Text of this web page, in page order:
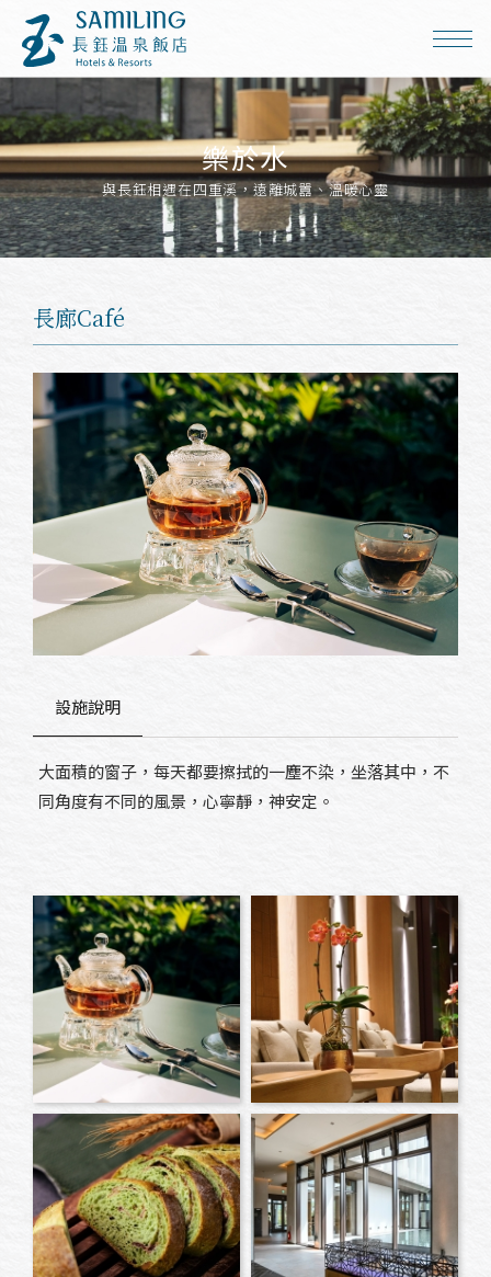
樂於水
與長鈺相遇在四重溪，遠離城囂、溫暖心靈
長廊Café
設施說明
大面積的窗子，每天都要擦拭的一塵不染，坐落其中，不
同角度有不同的風景，心寧靜，神安定。